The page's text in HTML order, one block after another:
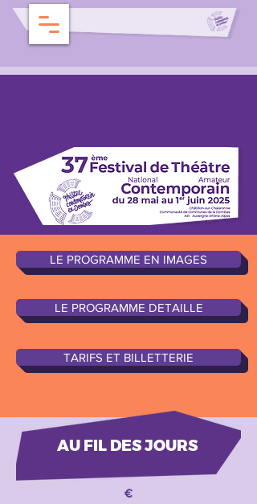
LE PROGRAMME EN IMAGES
LE PROGRAMME DETAILLE
TARIFS ET BILLETTERIE
AU FIL DES JOURS